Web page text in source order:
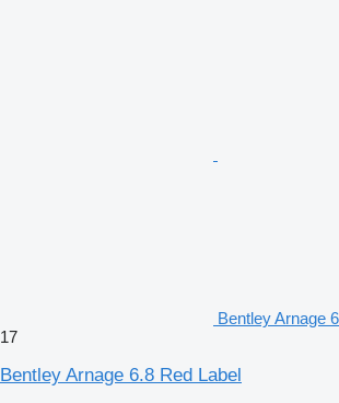
Bentley Arnage
17
Bentley Arnage 6.8 Red Label